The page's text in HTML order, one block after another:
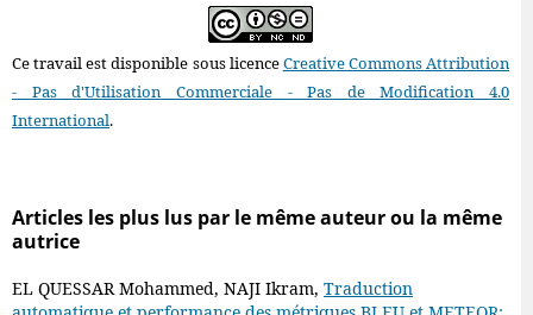
Ce travail est disponible sous licenceCreative Commons Attribution
- Pas d'Utilisation Commerciale - Pas de Modification 4.0
International.
Articles les plus lus par le même auteur ou la même
autrice
EL QUESSAR Mohammed, NAJI Ikram, Traduction